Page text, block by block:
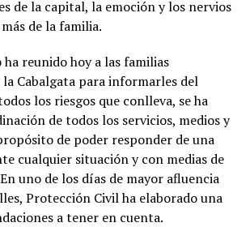
de la capital, la emoción y los nervios
de la familia.
reunido hoy a las familias
Cabalgata para informarles del
los riesgos que conlleva, se ha
de todos los servicios, medios y
de poder responder de una
cualquier situación y con medias de
uno de los días de mayor afluencia
Protección Civil ha elaborado una
a tener en cuenta.